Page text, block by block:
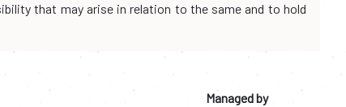
that may arise in relation to the same and to hold
Managed by